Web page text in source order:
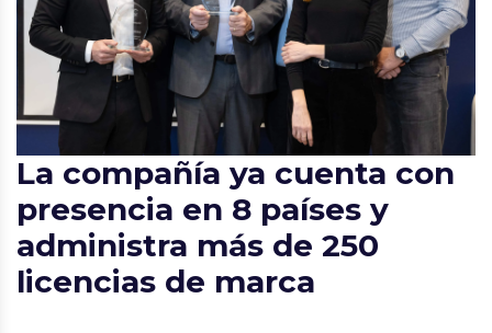
La compañía ya cuenta con
presencia en 8 países y
administra más de 250
licencias de marca